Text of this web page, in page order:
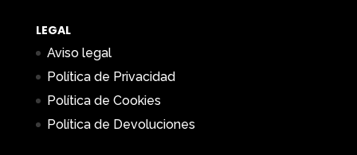
LEGAL
Aviso legal
Política de Privacidad
Política de Cookies
Política de Devoluciones